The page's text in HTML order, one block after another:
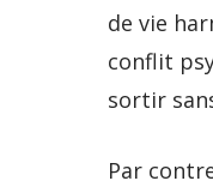
de vie
conflit
sortir
Par